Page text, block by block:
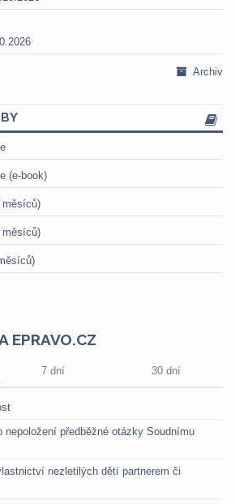
Archiv
(e-book)
měsíců)
měsíců)
EPRAVO.CZ
7 dní 30 dní
nepoložení předběžné otázky Soudnímu
nezletilých dětí partnerem či